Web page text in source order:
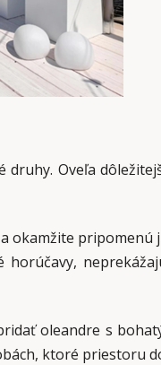
Oveľa
okamžite pripomenú
oleandre s
ktoré priestoru